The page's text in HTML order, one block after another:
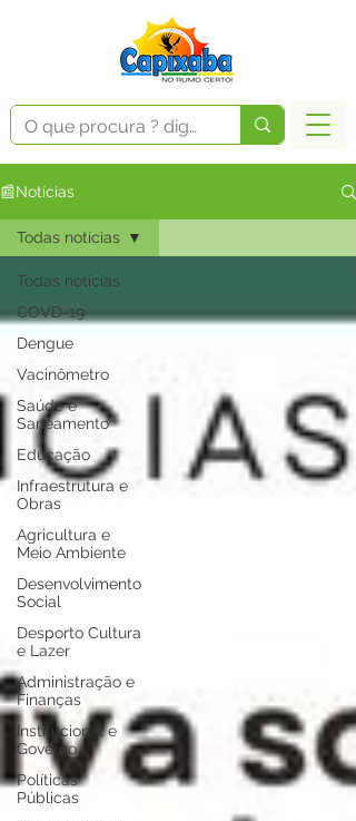
📰Notícias
Todas notícias
COVD-19
Dengue
Vacinômetro
Saúde e
Saneamento
Educação
Infraestrutura e
Obras
Agricultura e
Meio Ambiente
Desenvolvimento
Social
Desporto Cultura
e Lazer
Administração e
Finanças
Institucional e
Governo
Políticas
Públicas
Todas notícias